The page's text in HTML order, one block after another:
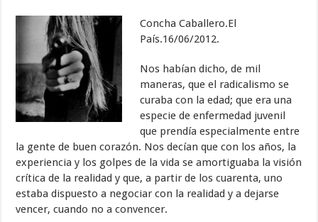
Concha Caballero.El
País.16/06/2012.
Nos habían dicho, de mil
maneras, que el radicalismo se
curaba con la edad; que era una
especie de enfermedad juvenil
que prendía especialmente entre
la gente de buen corazón. Nos decían que con los años, la
experiencia y los golpes de la vida se amortiguaba la visión
crítica de la realidad y que, a partir de los cuarenta, uno
estaba dispuesto a negociar con la realidad y a dejarse
vencer, cuando no a convencer.